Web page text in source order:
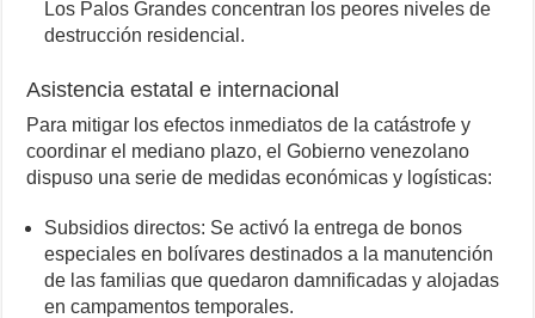
Los Palos Grandes concentran los peores niveles de
destrucción residencial.
Asistencia estatal e internacional
Para mitigar los efectos inmediatos de la catástrofe y
coordinar el mediano plazo, el Gobierno venezolano
dispuso una serie de medidas económicas y logísticas:
Subsidios directos: Se activó la entrega de bonos
especiales en bolívares destinados a la manutención
de las familias que quedaron damnificadas y alojadas
en campamentos temporales.